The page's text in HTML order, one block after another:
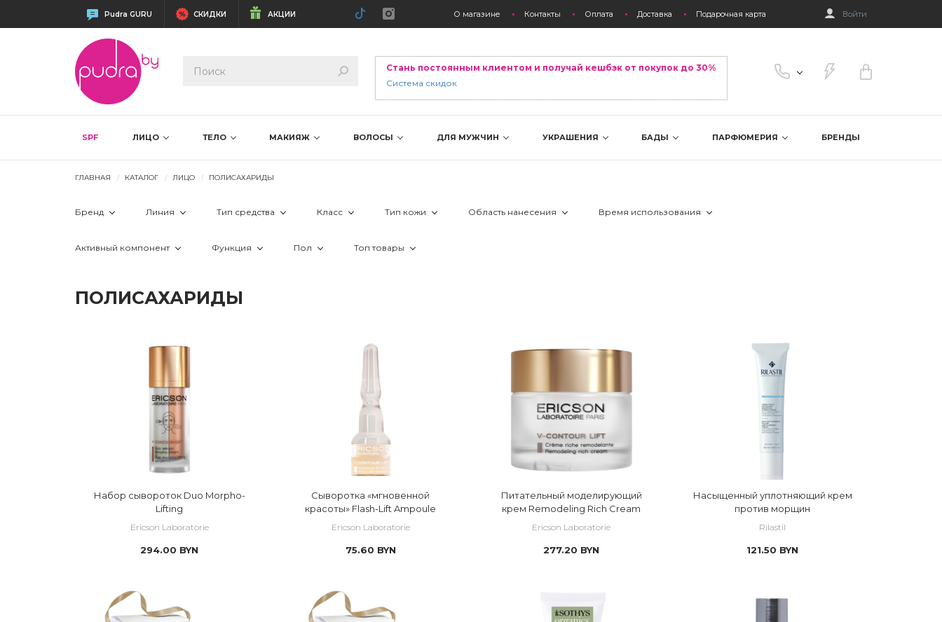
Pudra GURU СКИДКИ АКЦИИ О магазине Контакты Оплата Доставка Подарочная карта Войти
Стань постоянным клиентом и получай кешбэк от покупок до 30%
Система скидок
SPF ЛИЦО ТЕЛО МАКИЯЖ ВОЛОСЫ ДЛЯ МУЖЧИН УКРАШЕНИЯ БАДЫ ПАРФЮМЕРИЯ БРЕНДЫ
ГЛАВНАЯ КАТАЛОГ ЛИЦО ПОЛИСАХАРИДЫ
Бренд
Carelika
Klapp
Линия
Progression +
V-CONTOUR LIFT
Восстановление, регенерация и защита кожи
Интенсивный лифтинг
Омоложение кожи от Sothys
Основной уход Sothys
Тип средства Класс Тип кожи
себорейный дерматит/розацеа/экзема/псориаз
чувствительная
Область нанесения Время использования
Активный компонент
витамин B3/ никотиновая кислота
гиалуроновая кислота
коллаген
липосомы
полифенолы
растительные масла
Функция
отеки и круги под глазами
раздражительность
Пол Топ товары
ПОЛИСАХАРИДЫ
Набор сывороток Duo Morpho-
Lifting
Ericson Laboratorie
294.00 BYN
Сыворотка «мгновенной
красоты» Flash-Lift Ampoule
Ericson Laboratorie
75.60 BYN
Питательный моделирующий
крем Remodeling Rich Cream
Ericson Laboratorie
277.20 BYN
Насыщенный уплотняющий крем
против морщин
Rilastil
121.50 BYN